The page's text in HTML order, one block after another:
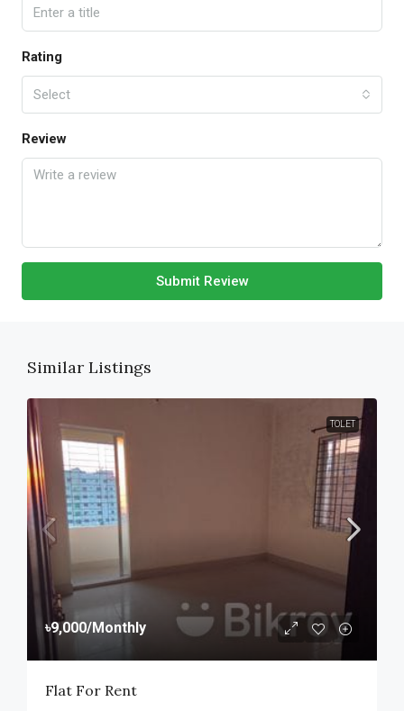
Rating
Select
Review
Submit Review
Similar Listings
TOLET
৳9,000/Monthly
Flat For Rent